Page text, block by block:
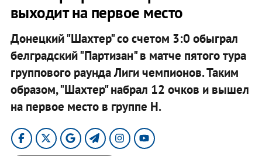
выходит на первое место
Донецкий "Шахтер" со счетом 3:0 обыграл
белградский "Партизан" в матче пятого тура
группового раунда Лиги чемпионов. Таким
образом, "Шахтер" набрал 12 очков и вышел
на первое место в группе Н.​